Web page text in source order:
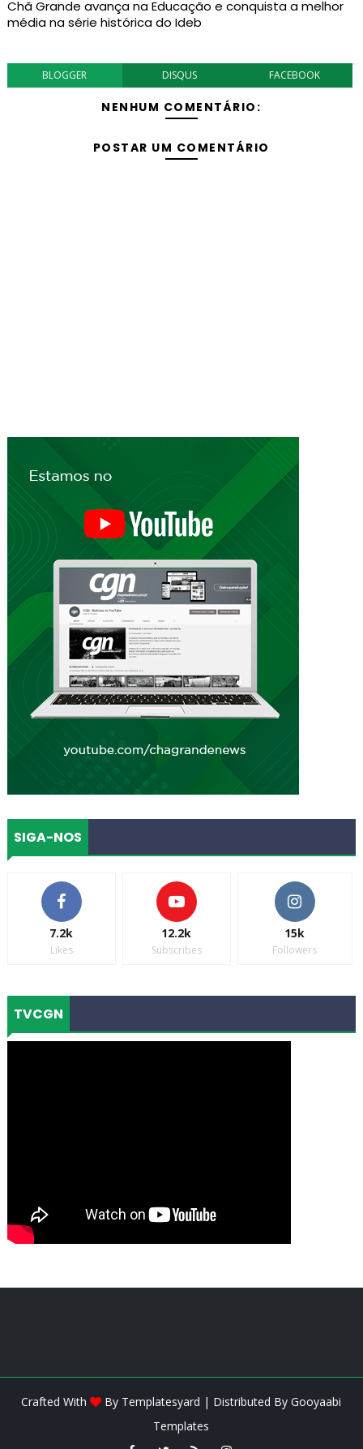
Chã Grande avança na Educação e conquista a melhor
média na série histórica do Ideb
BLOGGER DISQUS FACEBOOK
NENHUM COMENTÁRIO:
POSTAR UM COMENTÁRIO
SIGA-NOS
7.2k
Likes
12.2k
Subscribes
15k
Followers
TVCGN
Crafted With By Templatesyard | Distributed ByGooyaabi
Templates